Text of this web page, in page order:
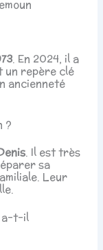
. En 2024, il a
un repère clé
ancienneté
?
. Il est très
sa
Leur
a-t-il